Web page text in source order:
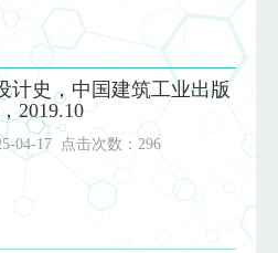
计史，中国建筑工业出版
2019.10
04-17 点击次数： 296